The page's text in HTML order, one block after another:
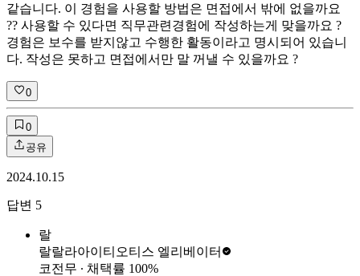
같습니다. 이 경험을 사용할 방법은 면접에서 밖에 없을까요
?? 사용할 수 있다면 직무관련경험에 작성하는게 맞을까요 ?
경험은 보수를 받지않고 수행한 활동이라고 명시되어 있습니
다. 작성은 못하고 면접에서만 말 꺼낼 수 있을까요 ?
0
0
공유
2024.10.15
답변 5
랄
랄랄라아이티 오티스 엘리베이터
코전무 ∙ 채택률 100%